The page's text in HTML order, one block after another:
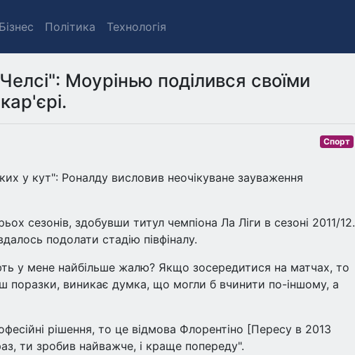
Бізнес Політика Технологія
Моурінью поділився своїми
Спорт
у кут": Роналду висловив неочікуване зауваження
сезонів, здобувши титул чемпіона Ла Ліги в сезоні 2011/12.
подолати стадію півфіналу.
у мене найбільше жалю? Якщо зосередитися на матчах, то
поразки, виникає думка, що могли б вчинити по-іншому, а
рішення, то це відмова Флорентіно [Пересу в 2013
ти зробив найважче, і краще попереду".